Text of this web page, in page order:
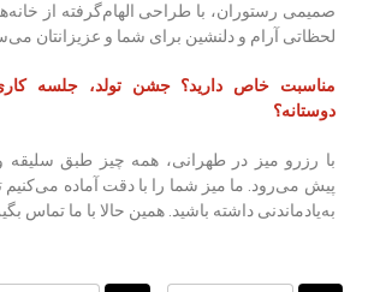
صمیمی رستوران، با طراحی الهام‌گرفته از
لحظاتی آرام و دلنشین برای شما و عزیزانتان
مناسبت خاص دارید؟ جشن تولد، جلسه
دوستانه؟
با رزرو میز در طهرانی، همه چیز طبق سلیقه
پیش می‌رود. ما میز شما را با دقت آماده می‌کنیم
به‌یادماندنی داشته باشید. همین حالا با ما تماس